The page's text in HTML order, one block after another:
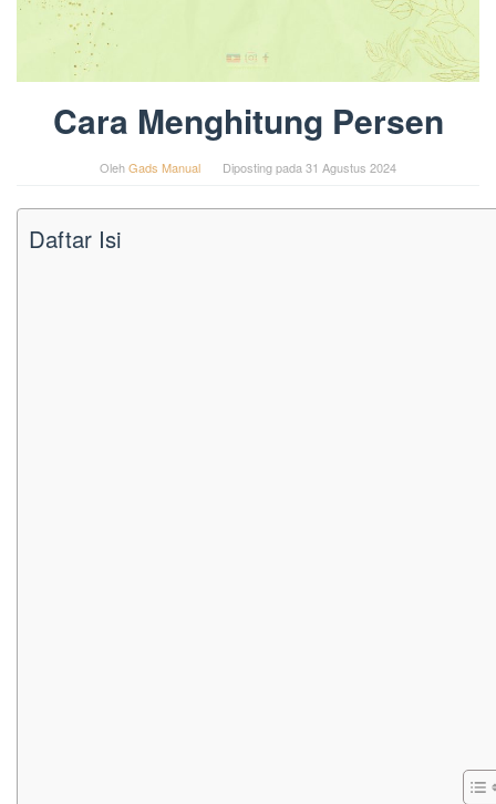
Cara Menghitung Persen
OlehGads Manual Diposting pada 31 Agustus 2024
Daftar Isi